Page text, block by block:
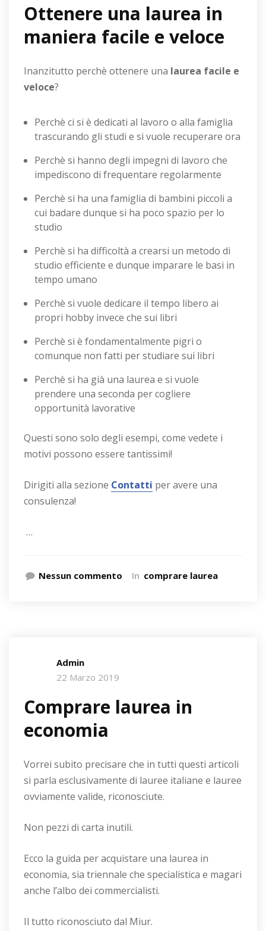
Ottenere una laurea in
maniera facile e veloce
Inanzitutto perchè ottenere una laurea facile e
veloce?
Perchè ci si è dedicati al lavoro o alla famiglia
trascurando gli studi e si vuole recuperare ora
Perchè si hanno degli impegni di lavoro che
impediscono di frequentare regolarmente
Perchè si ha una famiglia di bambini piccoli a
cui badare dunque si ha poco spazio per lo
studio
Perchè si ha difficoltà a crearsi un metodo di
studio efficiente e dunque imparare le basi in
tempo umano
Perchè si vuole dedicare il tempo libero ai
propri hobby invece che sui libri
Perchè si è fondamentalmente pigri o
comunque non fatti per studiare sui libri
Perchè si ha già una laurea e si vuole
prendere una seconda per cogliere
opportunità lavorative
Questi sono solo degli esempi, come vedete i
motivi possono essere tantissimi!
Dirigiti alla sezione Contatti per avere una
consulenza!
…
Nessun commento In comprare laurea
Admin
22 Marzo 2019
Comprare laurea in
economia
Vorrei subito precisare che in tutti questi articoli
si parla esclusivamente di lauree italiane e lauree
ovviamente valide, riconosciute.
Non pezzi di carta inutili.
Ecco la guida per acquistare una laurea in
economia, sia triennale che specialistica e magari
anche l’albo dei commercialisti.
Il tutto riconosciuto dal Miur.